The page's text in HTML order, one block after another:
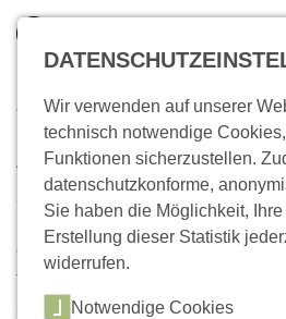
inkl. MwSt.
Zum Warenkorb
Wo bin ich?
Archiv
35 Jahrgänge, über 200
unser
Mittelweg 36- Archiv auf
von Artikeln angewachsen.
ausgewählte Beiträge unserer
Wir verwenden auf unserer
technisch notwendige
Funktionen sicherzustellen.
datenschutzkonforme,
Sie haben die Möglichkeit,
Erstellung dieser Statistik
widerrufen.
Notwendige Cookies